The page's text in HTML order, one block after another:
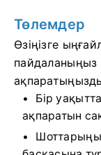
Төлемдер
Өзіңізге
Бір
ақпаратын